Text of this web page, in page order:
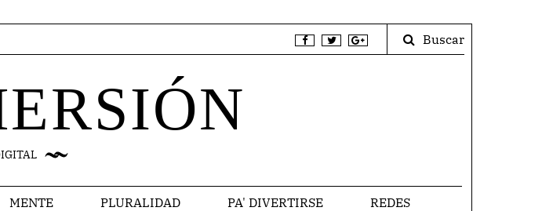
Buscar
MENTE PLURALIDAD PA' DIVERTIRSE REDES